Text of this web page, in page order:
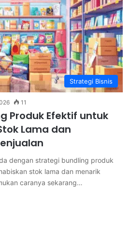
Strategi Bisnis
11
Produk Efektif untuk
Lama dan
dengan strategi bundling produk
stok lama dan menarik
caranya sekarang…